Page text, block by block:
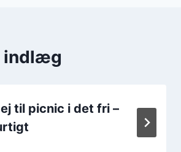
indlæg
til picnic i det fri –